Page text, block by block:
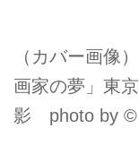
（カバー画像
画家の夢」東
影 photo by ©